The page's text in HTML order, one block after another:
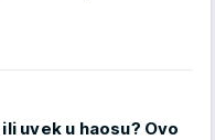
uvek u haosu? Ovo